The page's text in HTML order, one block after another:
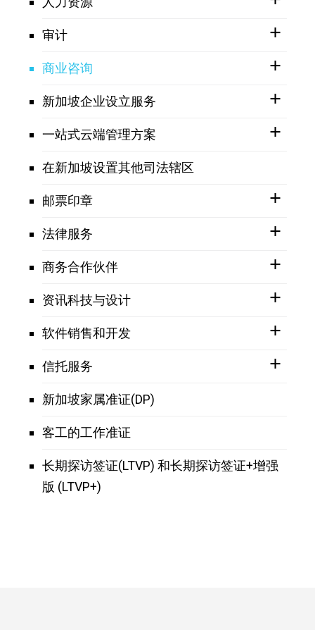
审计
商业咨询
新加坡企业设立服务
一站式云端管理方案
在新加坡设置其他司法辖区
邮票印章
法律服务
商务合作伙伴
资讯科技与设计
软件销售和开发
信托服务
新加坡家属准证(DP)
客工的工作准证
长期探访签证(LTVP) 和长期探访签证+增强
版 (LTVP+)